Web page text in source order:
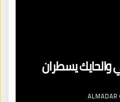
والحايك يسطران
ALMADAR